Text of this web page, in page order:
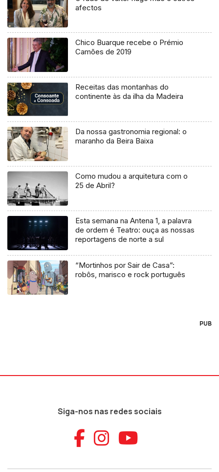
afectos
Chico Buarque recebe o Prémio
Camões de 2019
Receitas das montanhas do
continente às da ilha da Madeira
Da nossa gastronomia regional: o
maranho da Beira Baixa
Como mudou a arquitetura com o
25 de Abril?
Esta semana na Antena 1, a palavra
de ordem é Teatro: ouça as nossas
reportagens de norte a sul
“Mortinhos por Sair de Casa”:
robôs, marisco e rock português
PUB
Siga-nos nas redes sociais
Aceder ao
Aceder ao
Aceder